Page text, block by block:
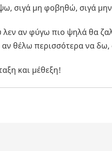
σιγά μη φοβηθώ, σιγά
αν φύγω πιο ψηλά θα
θέλω περισσότερα να δω,
και μέθεξη!